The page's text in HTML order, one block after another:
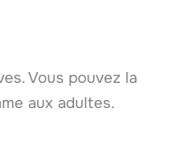
Vous pouvez la
aux adultes.